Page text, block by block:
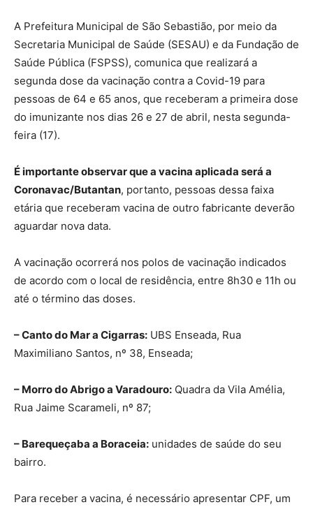
A Prefeitura Municipal de São Sebastião, por meio da
Secretaria Municipal de Saúde (SESAU) e da Fundação de
Saúde Pública (FSPSS), comunica que realizará a
segunda dose da vacinação contra a Covid-19 para
pessoas de 64 e 65 anos, que receberam a primeira dose
do imunizante nos dias 26 e 27 de abril, nesta segunda-
feira (17).
É importante observar que a vacina aplicada será a
Coronavac/Butantan, portanto, pessoas dessa faixa
etária que receberam vacina de outro fabricante deverão
aguardar nova data.
A vacinação ocorrerá nos polos de vacinação indicados
de acordo com o local de residência, entre 8h30 e 11h ou
até o término das doses.
– Canto do Mar a Cigarras: UBS Enseada, Rua
Maximiliano Santos, nº 38, Enseada;
– Morro do Abrigo a Varadouro: Quadra da Vila Amélia,
Rua Jaime Scarameli, nº 87;
– Barequeçaba a Boraceia: unidades de saúde do seu
bairro.
Para receber a vacina, é necessário apresentar CPF, um